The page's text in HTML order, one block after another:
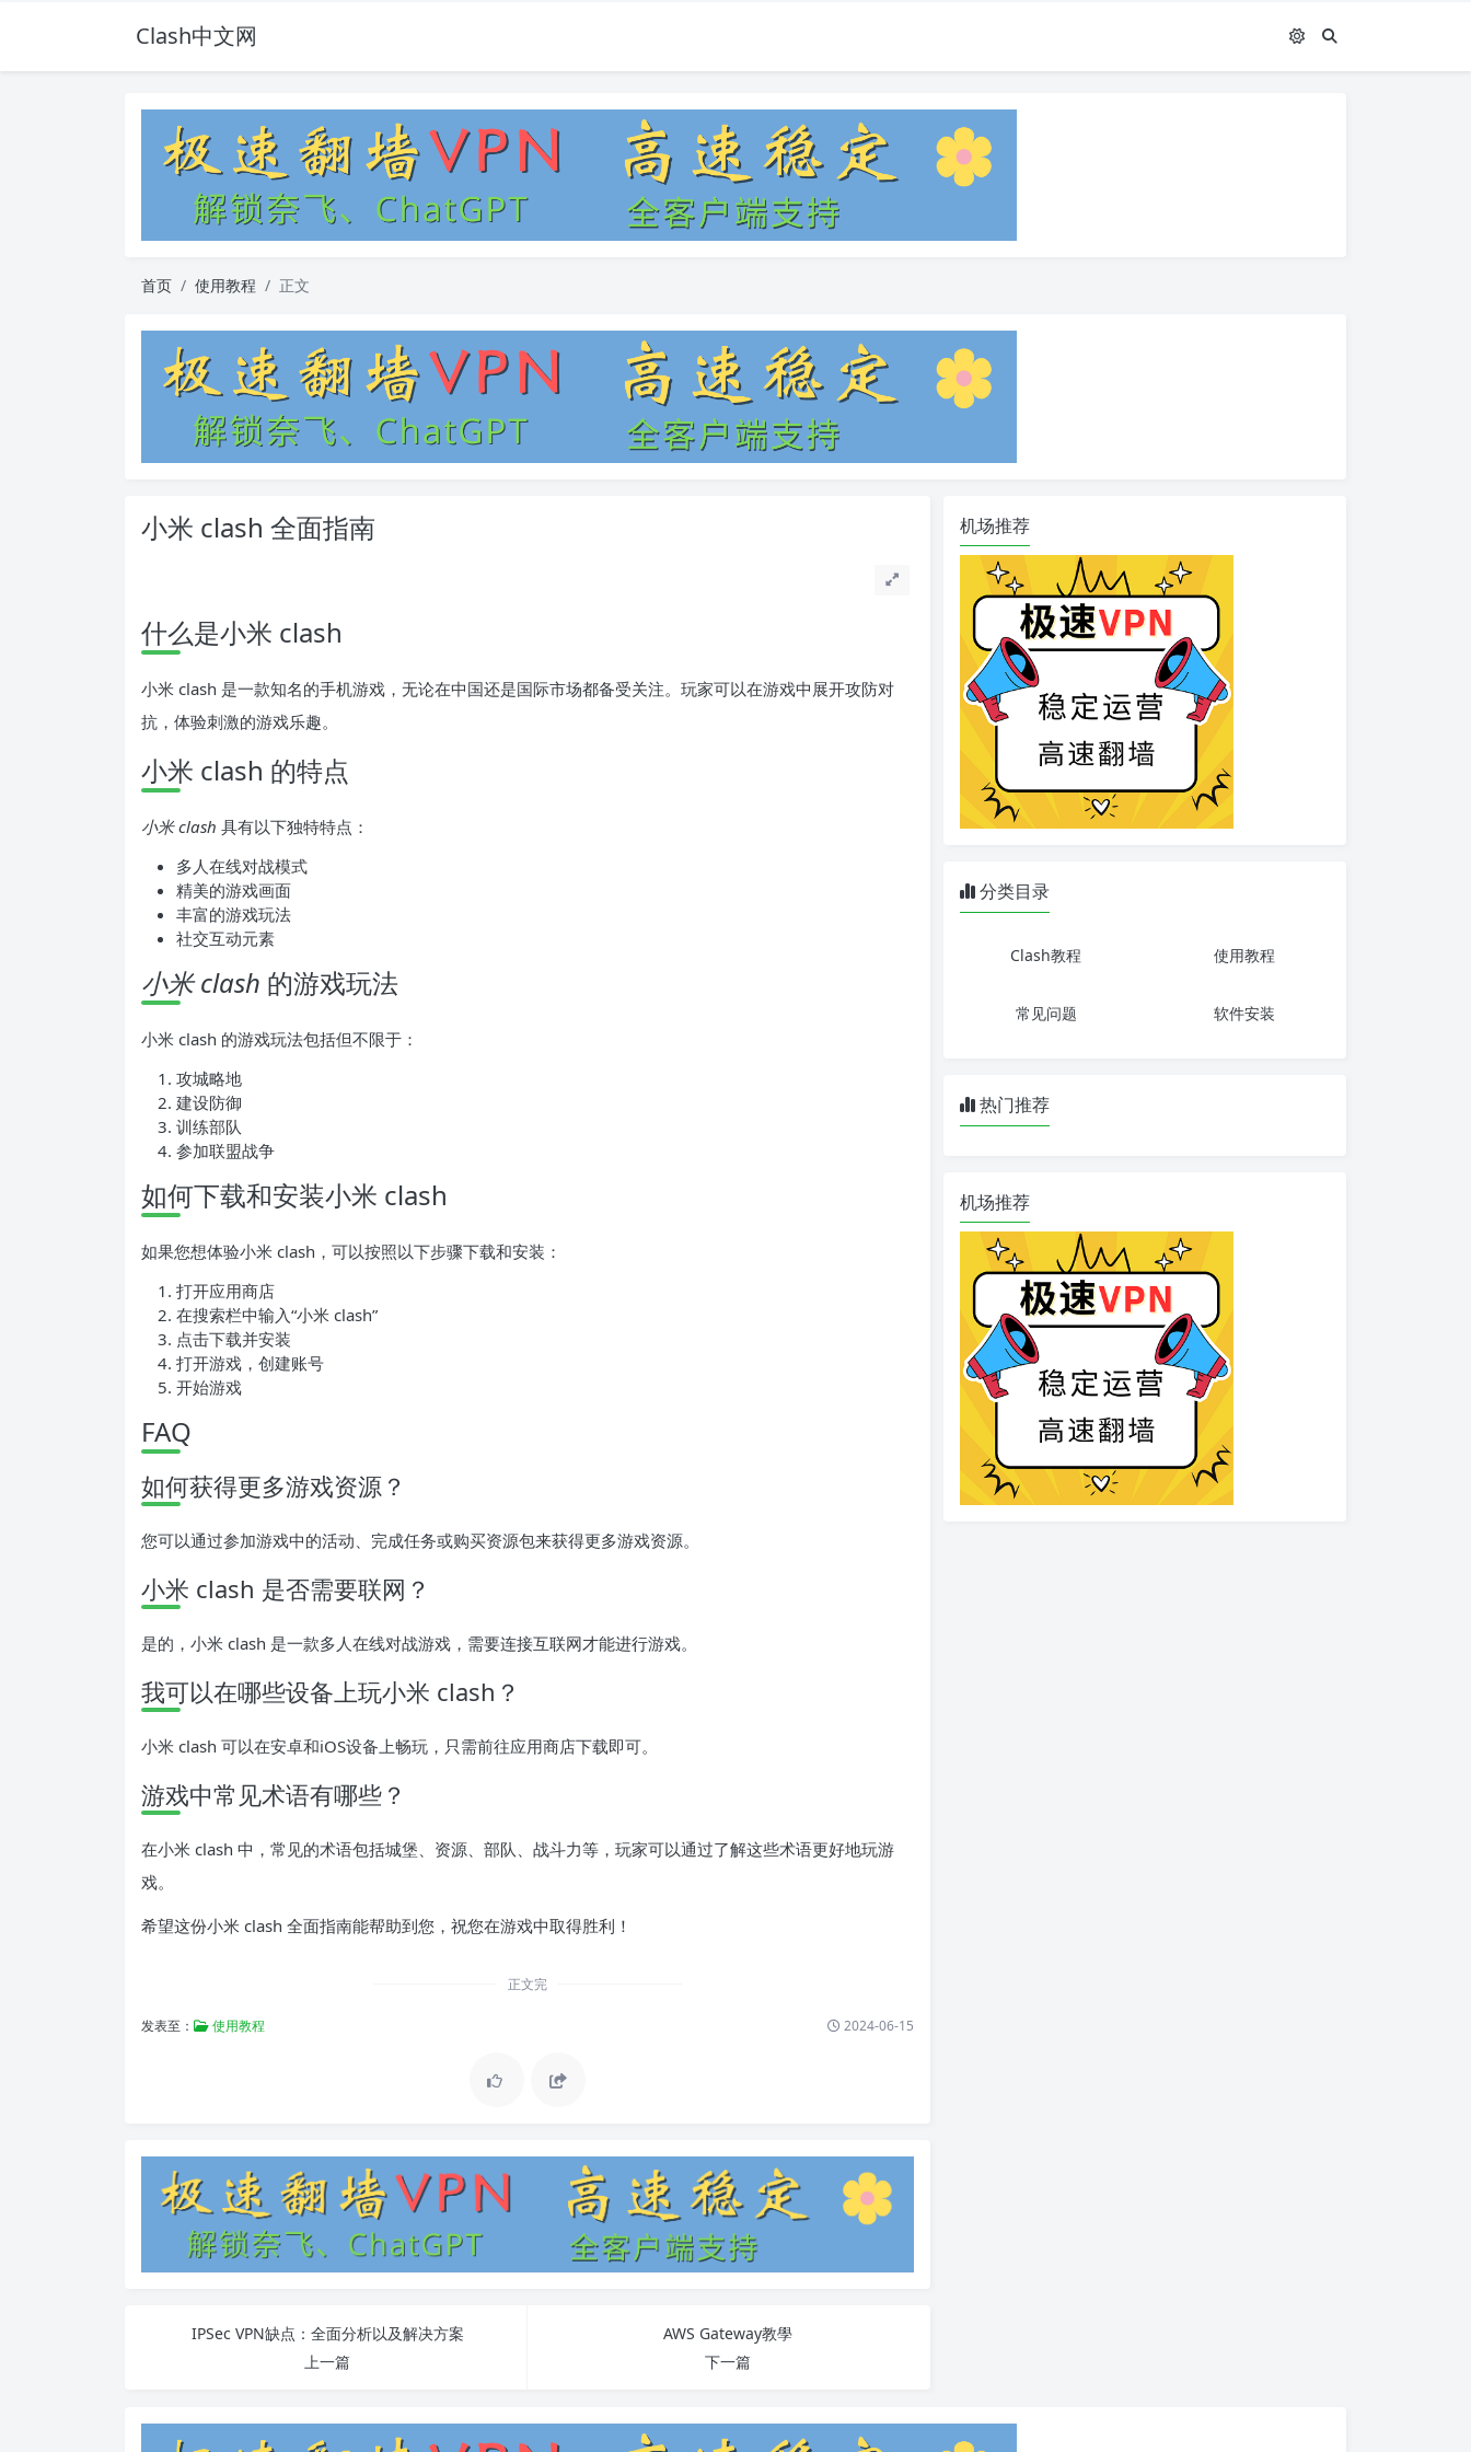
Clash中文网
首页 使用教程 正文
小米 clash 全面指南
什么是小米 clash
小米 clash 是一款知名的手机游戏，无论在中国还是国际市场都备受关注。玩家可以在游戏中展开攻防对
抗，体验刺激的游戏乐趣。
小米 clash 的特点
小米 clash 具有以下独特特点：
多人在线对战模式
精美的游戏画面
丰富的游戏玩法
社交互动元素
小米 clash 的游戏玩法
小米 clash 的游戏玩法包括但不限于：
攻城略地
建设防御
训练部队
参加联盟战争
如何下载和安装小米 clash
如果您想体验小米 clash，可以按照以下步骤下载和安装：
打开应用商店
在搜索栏中输入“小米 clash”
点击下载并安装
打开游戏，创建账号
开始游戏
FAQ
如何获得更多游戏资源？
您可以通过参加游戏中的活动、完成任务或购买资源包来获得更多游戏资源。
小米 clash 是否需要联网？
是的，小米 clash 是一款多人在线对战游戏，需要连接互联网才能进行游戏。
我可以在哪些设备上玩小米 clash？
小米 clash 可以在安卓和iOS设备上畅玩，只需前往应用商店下载即可。
游戏中常见术语有哪些？
在小米 clash 中，常见的术语包括城堡、资源、部队、战斗力等，玩家可以通过了解这些术语更好地玩游
戏。
希望这份小米 clash 全面指南能帮助到您，祝您在游戏中取得胜利！
正文完
发表至： 使用教程 2024-06-15
IPSec VPN缺点：全面分析以及解决方案
上一篇
AWS Gateway教學
下一篇
机场推荐
分类目录
Clash教程 使用教程
常见问题 软件安装
热门推荐
机场推荐